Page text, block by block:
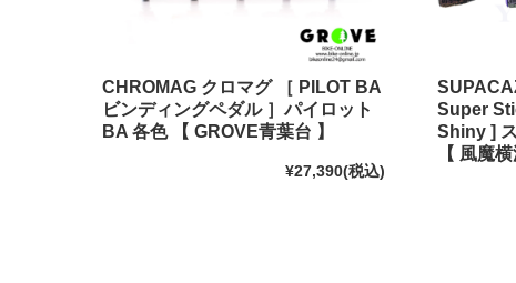
CHROMAG クロマグ ［ PILOT BA
ビンディングペダル ］パイロット
BA 各色 【 GROVE青葉台 】
¥27,390(税込)
Super
Shiny ]
【 風魔横